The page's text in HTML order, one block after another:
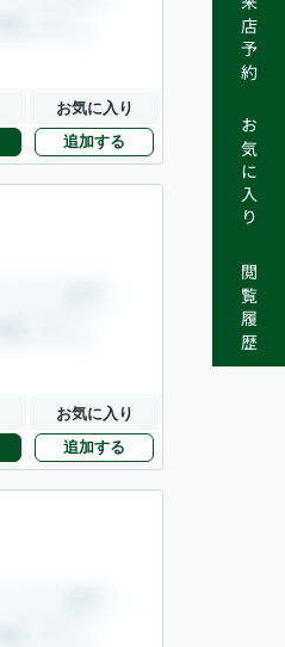
お気に入り
追加する
お気に入り
追加する
来店予約
お気に入り
閲覧履歴